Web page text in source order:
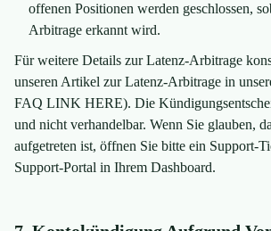
offenen Positionen werden geschlossen,
Arbitrage erkannt wird.
Für weitere Details zur Latenz-Arbitrage
unseren Artikel zur Latenz-Arbitrage in
FAQ LINK HERE). Die
und nicht verhandelbar. Wenn Sie glauben,
aufgetreten ist, öffnen Sie bitte ein Support-
Support-Portal in Ihrem Dashboard.